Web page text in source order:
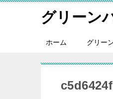
グリーン
ホーム グリー